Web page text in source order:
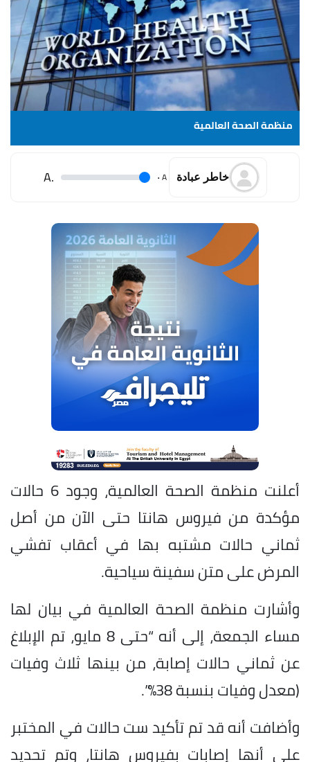
منظمة الصحة العالمية
خاطر عبادة A
.
.A
أعلنت منظمة الصحة العالمية، وجود 6 حالات
مؤكدة من فيروس هانتا حتى الآن من أصل
ثماني حالات مشتبه بها في أعقاب تفشي
المرض على متن سفينة سياحية.
وأشارت منظمة الصحة العالمية في بيان لها
مساء الجمعة، إلى أنه “حتى 8 مايو، تم الإبلاغ
عن ثماني حالات إصابة، من بينها ثلاث وفيات
(معدل وفيات بنسبة 38%”.
وأضافت أنه قد تم تأكيد ست حالات في المختبر
على أنها إصابات بفيروس هانتا، وتم تحديد